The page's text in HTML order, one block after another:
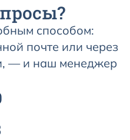
способом:
почте или через
— и наш менеджер